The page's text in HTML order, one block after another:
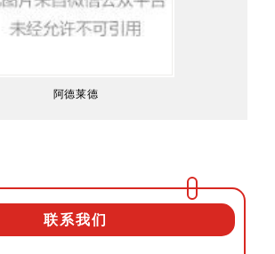
阿德莱德
联系我们